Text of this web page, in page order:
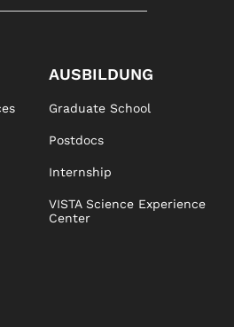
AUSBILDUNG
Graduate School
Postdocs
Internship
VISTA Science Experience
Center